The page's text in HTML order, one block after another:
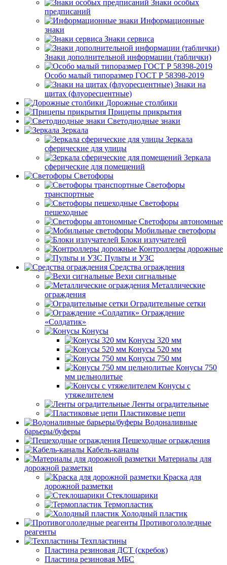
Знаки особых
предписаний
Информационные
знаки
Знаки сервиса
Знаки дополнительной информации (таблички)
Особо малый типоразмер ГОСТ Р 58398-2019
Знаки на
щитах (флуоресцентные)
Дорожные столбики
Прицепы прикрытия
Светодиодные знаки
Зеркала
Зеркала
сферические для улицы
Зеркала
сферические для помещений
Светофоры
Светофоры
транспортные
Светофоры
пешеходные
Светофоры автономные
Мобильные светофоры
Блоки излучателей
Контроллеры дорожные
Пульты и УЗС
Средства ограждения
Вехи сигнальные
Металлические
ограждения
Оградительные сетки
Ограждение
«Солдатик»
Конусы
Конусы 320 мм
Конусы 520 мм
Конусы 750 мм
Конусы 750
мм цельнолитые
Конусы с
утяжелителем
Ленты оградительные
Пластиковые цепи
Водоналивные
барьеры/буферы
Пешеходные ограждения
Кабель-каналы
Материалы для
дорожной разметки
Краска для
дорожной разметки
Стеклошарики
Термопластик
Холодный пластик
Противогололедные
реагенты
Техпластины
Пластина резиновая ДСТ (скребок)
Пластина резиновая МБС